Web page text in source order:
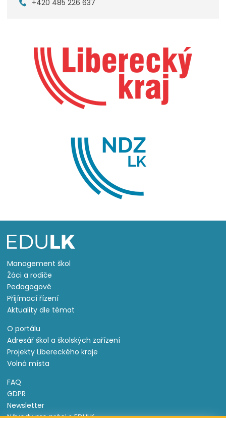
+420 485 226 637
Management škol
Žáci a rodiče
Pedagogové
Přijímací řízení
Aktuality dle témat
O portálu
Adresář škol a školských zařízení
Projekty Libereckého kraje
Volná místa
FAQ
GDPR
Newsletter
Návody pro práci s EDULK